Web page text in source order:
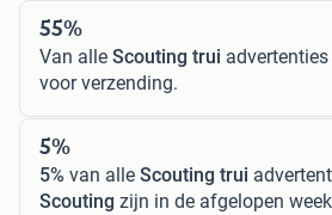
55%
Van alle Scouting trui
voor verzending.
5%
5% van alle Scouting trui
Scouting zijn in de afgelopen